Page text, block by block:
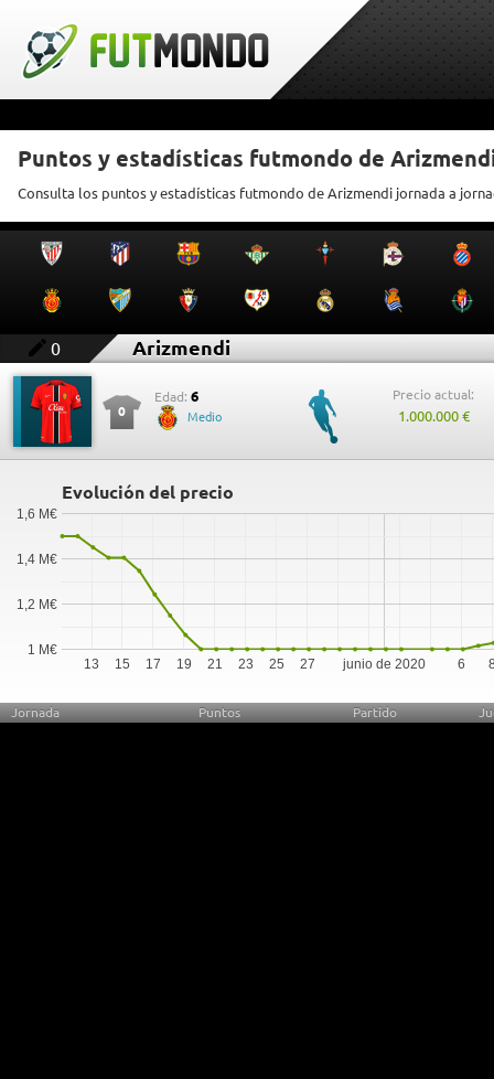
Puntos y estadísticas futmondo de
Consulta los puntos y estadísticas futmondo de Arizmendi jornada a
0 Arizmendi
0
Edad: 6
Medio
Precio actual:
1.000.000 €
Evolución del precio
junio de 2020
13 15 17 19 21 23 25 27 6
1 M€
1,2 M€
1,4 M€
1,6 M€
Jornada Puntos Partido